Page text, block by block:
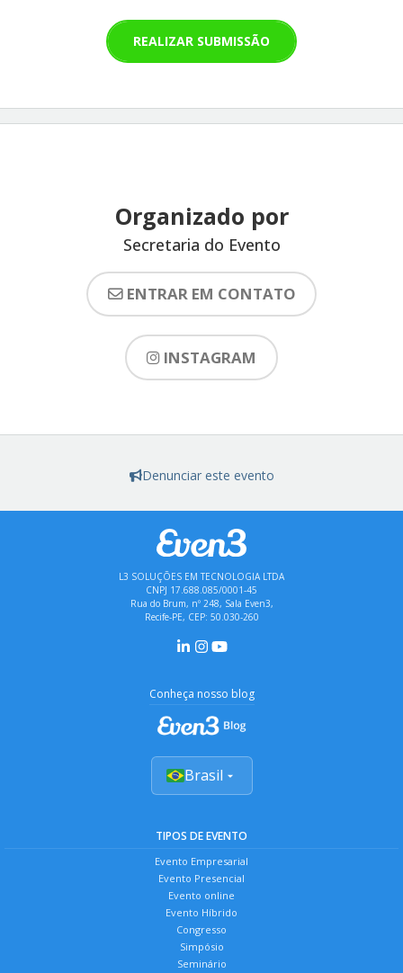
REALIZAR SUBMISSÃO
Organizado por
Secretaria do Evento
ENTRAR EM CONTATO
INSTAGRAM
Denunciar este evento
L3 SOLUÇÕES EM TECNOLOGIA LTDA
CNPJ 17.688.085/0001-45
Rua do Brum, nº 248, Sala Even3,
Recife-PE, CEP: 50.030-260
Conheça nosso blog
Brasil
TIPOS DE EVENTO
Evento Empresarial
Evento Presencial
Evento online
Evento Híbrido
Congresso
Simpósio
Seminário